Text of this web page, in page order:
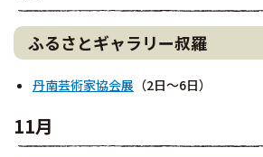
ふるさとギャラリー叔羅
丹南芸術家協会展 （2日～6日）
11月